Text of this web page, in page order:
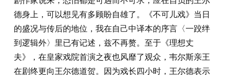
德身上，可以想见有多顾盼自雄了。《不可儿戏》当日
的盛况与传后的地位，我在自己中译本的序言〈一跤绊
到逻辑外〉里已有记述，兹不再赘。至于《理想丈
夫》，在皇家戏院首演之夜也风靡了观众，韦尔斯亲王
在剧终更向王尔德道贺。因为戏长四小时，王尔德表示